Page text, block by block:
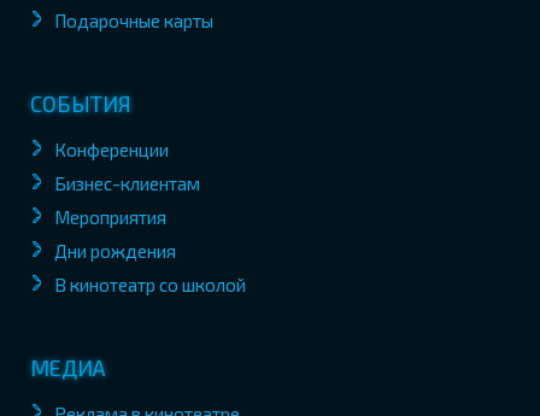
Подарочные карты
СОБЫТИЯ
Конференции
Бизнес-клиентам
Мероприятия
Дни рождения
В кинотеатр со школой
МЕДИА